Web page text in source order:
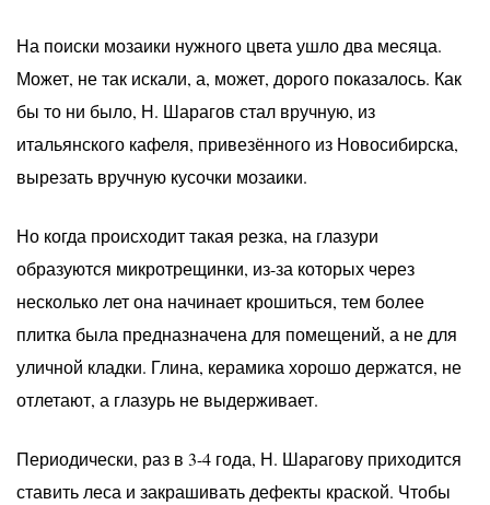
На поиски мозаики нужного цвета ушло два месяца.
Может, не так искали, а, может, дорого показалось. Как
бы то ни было, Н. Шарагов стал вручную, из
итальянского кафеля, привезённого из Новосибирска,
вырезать вручную кусочки мозаики.
Но когда происходит такая резка, на глазури
образуются микротрещинки, из-за которых через
несколько лет она начинает крошиться, тем более
плитка была предназначена для помещений, а не для
уличной кладки. Глина, керамика хорошо держатся, не
отлетают, а глазурь не выдерживает.
Периодически, раз в 3-4 года, Н. Шарагову приходится
ставить леса и закрашивать дефекты краской. Чтобы